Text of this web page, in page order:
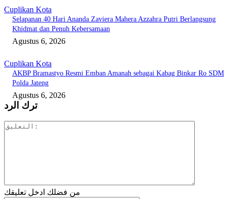
Cuplikan Kota
Selapanan 40 Hari Ananda Zaviera Mahera Azzahra Putri Berlangsung
Khidmat dan Penuh Kebersamaan
Agustus 6, 2026
Cuplikan Kota
AKBP Bramastyo Resmi Emban Amanah sebagai Kabag Binkar Ro SDM
Polda Jateng
Agustus 6, 2026
ترك الرد
من فضلك ادخل تعليقك